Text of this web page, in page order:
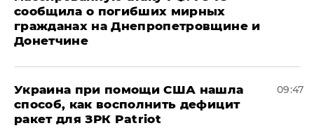
сообщила о погибших мирных
гражданах на Днепропетровщине и
Донетчине
Украина при помощи США нашла
способ, как восполнить дефицит
ракет для ЗРК Patriot
09:47